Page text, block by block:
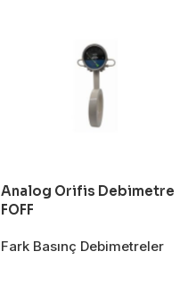
Analog Orifis Debimetre
FOFF
Fark Basınç Debimetreler